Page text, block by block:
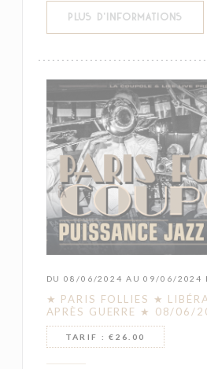
PLUS D'INFORMATIONS
DU 08/06/2024 AU 09/06/2024
★ PARIS FOLLIES ★
APRÈS GUERRE ★ 08/06/
TARIF : €26.00